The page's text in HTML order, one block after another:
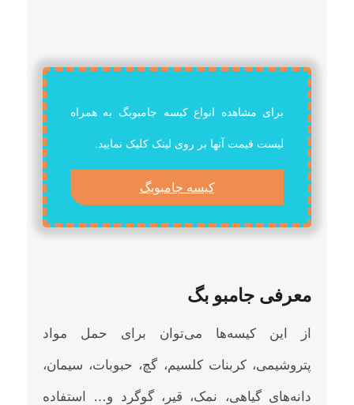
برای مشاهده انواع کیسه جامبوبگ به همراه
لیست قیمت آنها بر روی لینک کلیک نمایید.
کیسه جامبوبگ
معرفی جامبو بگ
از این کیسه‌ها می‌توان برای حمل مواد
پتروشیمی، کربنات کلسیم، گچ، حبوبات، سیمان،
دانه‌های گیاهی، نمک، قیر، گوگرد و… استفاده